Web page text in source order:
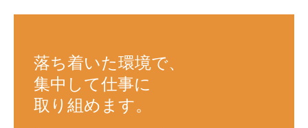
落ち着いた環境で、
集中して仕事に
取り組めます。